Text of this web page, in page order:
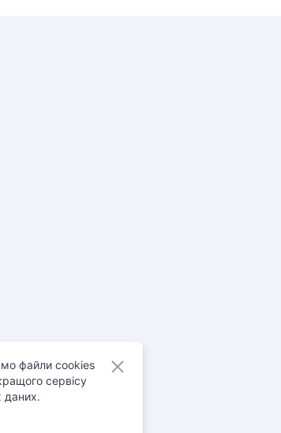
файли cookies
сервісу
даних.